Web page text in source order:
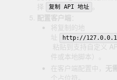
择
复制 API 地址
配置客户端：
将复制的地
址
http://
粘贴到支持自定义
件或本地脚本）。
在客户端配置中， 无
个占位符。